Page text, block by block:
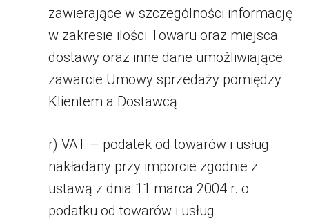
zawierające w szczególności informację
w zakresie ilości Towaru oraz miejsca
dostawy oraz inne dane umożliwiające
zawarcie Umowy sprzedaży pomiędzy
Klientem a Dostawcą
r) VAT – podatek od towarów i usług
nakładany przy imporcie zgodnie z
ustawą z dnia 11 marca 2004 r. o
podatku od towarów i usług